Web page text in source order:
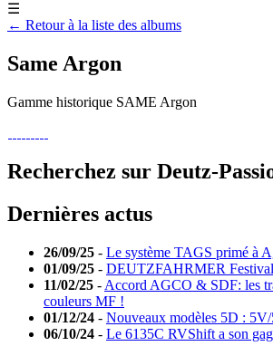
☰
← Retour à la liste des albums
Same Argon
Gamme historique SAME Argon
Recherchez sur Deutz-
Dernières actus
26/09/25 - Le système TAGS primé à
01/09/25 - DEUTZFAHRMER
11/02/25 - Accord AGCO & SDF: les
couleurs MF !
01/12/24 - Nouveaux modèles 5D :
06/10/24 - Le 6135C RVShift a son